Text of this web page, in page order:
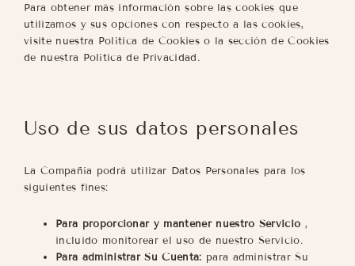
Para obtener más información sobre las cookies que
utilizamos y sus opciones con respecto a las cookies,
visite nuestra Política de Cookies o la sección de Cookies
de nuestra Política de Privacidad.
Uso de sus datos personales
La Compañía podrá utilizar Datos Personales para los
siguientes fines:
Para proporcionar y mantener nuestro Servicio ,
incluido monitorear el uso de nuestro Servicio.
Para administrar Su Cuenta: para administrar Su